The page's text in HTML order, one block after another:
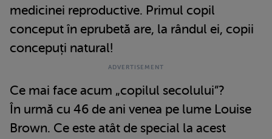
medicinei reproductive. Primul copil
conceput în eprubetă are, la rândul ei, copii
concepuți natural!
Ce mai face acum „copilul secolului”?
În urmă cu 46 de ani venea pe lume Louise
Brown. Ce este atât de special la acest